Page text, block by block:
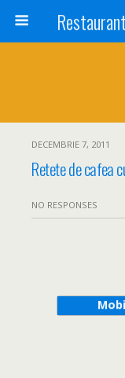
DECEMBRIE 7, 2011
Retete de cafea
NO RESPONSES